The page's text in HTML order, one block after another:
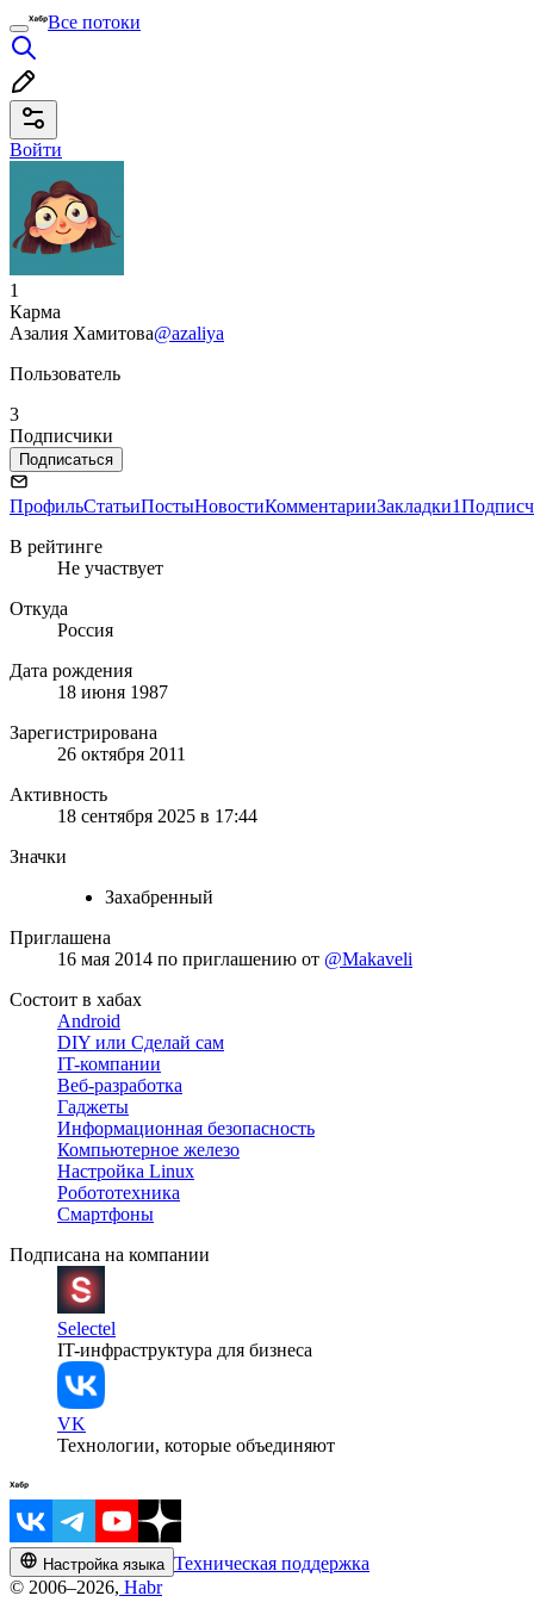
Все потоки
Войти
1
Карма
Азалия Хамитова@azaliya
Пользователь
3
Подписчики
Подписаться
ПрофильСтатьиПостыНовостиКомментарииЗакладки1
В рейтинге
Не участвует
Откуда
Россия
Дата рождения
18 июня 1987
Зарегистрирована
26 октября 2011
Активность
18 сентября 2025 в 17:44
Значки
Захабренный
Приглашена
16 мая 2014 по приглашению от @Makaveli
Состоит в хабах
Android
DIY или Сделай сам
IT-компании
Веб-разработка
Гаджеты
Информационная безопасность
Компьютерное железо
Настройка Linux
Робототехника
Смартфоны
Подписана на компании
Selectel
IT-инфраструктура для бизнеса
VK
Технологии, которые объединяют
Настройка языка Техническая поддержка
© 2006–2026, Habr